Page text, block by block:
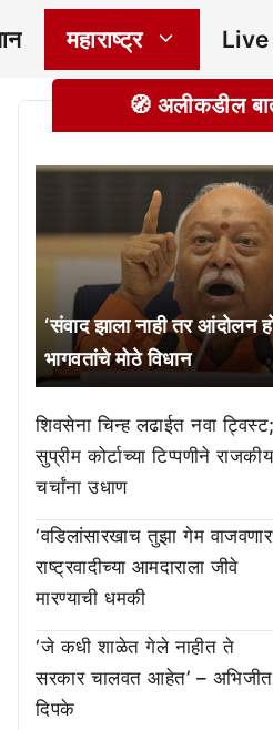
महाराष्ट्र
🧭 अलीकडील
‘संवाद झाला नाही तर आंदोलन
भागवतांचे मोठे विधान
शिवसेना चिन्ह लढाईत नवा ट्विस्ट;
सुप्रीम कोर्टाच्या टिप्पणीने राजकीय
चर्चांना उधाण
‘वडिलांसारखाच तुझा गेम
राष्ट्रवादीच्या आमदाराला जीवे
मारण्याची धमकी
‘जे कधी शाळेत गेले नाहीत ते
सरकार चालवत आहेत’ – अभिजीत
दिपके